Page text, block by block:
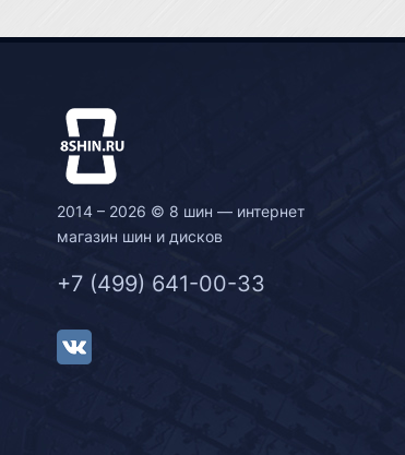
2014 – 2026 © 8 шин — интернет
магазин шин и дисков
+7 (499) 641-00-33